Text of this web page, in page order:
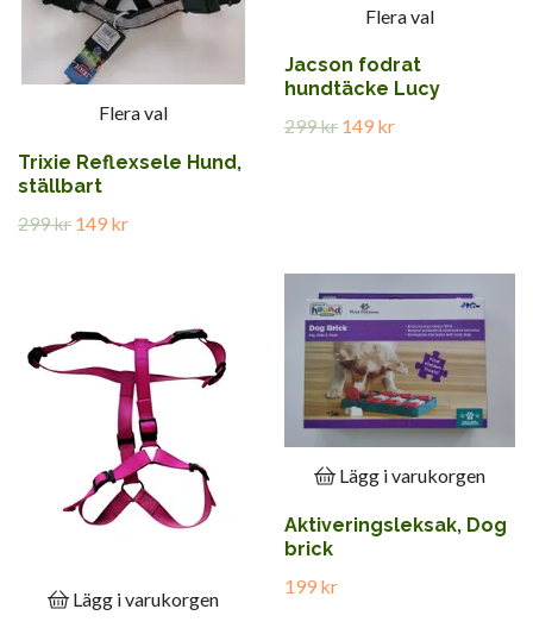
Flera val
Trixie Reflexsele Hund,
ställbart
299 kr 149 kr
Flera val
Jacson fodrat
hundtäcke Lucy
299 kr 149 kr
Lägg i varukorgen
Lägg i varukorgen
Aktiveringsleksak, Dog
brick
199 kr